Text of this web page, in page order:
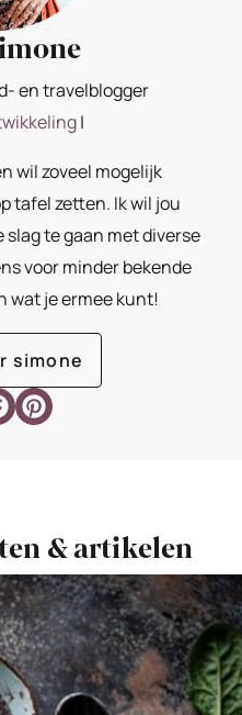
en travelblogger
|
wil zoveel mogelijk
tafel zetten. Ik wil jou
te gaan met diverse
voor minder bekende
wat je ermee kunt!
simone
& artikelen